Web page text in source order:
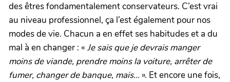
des êtres fondamentalement conservateurs. C’est vrai
au niveau professionnel, ça l’est également pour nos
modes de vie. Chacun a en effet ses habitudes et a du
mal à en changer : « Je sais que je devrais manger
moins de viande, prendre moins la voiture, arrêter de
fumer, changer de banque, mais… ». Et encore une fois,